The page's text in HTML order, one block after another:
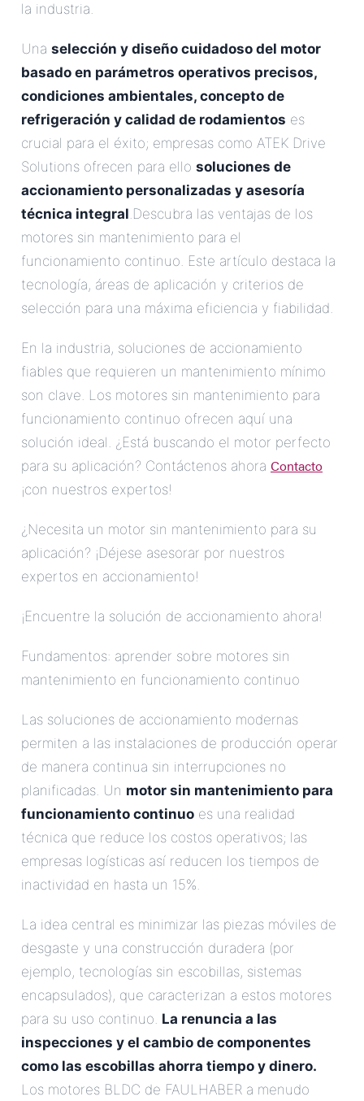
la industria.
Una selección y diseño cuidadoso del motor
basado en parámetros operativos precisos,
condiciones ambientales, concepto de
refrigeración y calidad de rodamientos es
crucial para el éxito; empresas como ATEK Drive
Solutions ofrecen para ello soluciones de
accionamiento personalizadas y asesoría
técnica integral.Descubra las ventajas de los
motores sin mantenimiento para el
funcionamiento continuo. Este artículo destaca la
tecnología, áreas de aplicación y criterios de
selección para una máxima eficiencia y fiabilidad.
En la industria, soluciones de accionamiento
fiables que requieren un mantenimiento mínimo
son clave. Los motores sin mantenimiento para
funcionamiento continuo ofrecen aquí una
solución ideal. ¿Está buscando el motor perfecto
para su aplicación? Contáctenos ahora Contacto
¡con nuestros expertos!
¿Necesita un motor sin mantenimiento para su
aplicación? ¡Déjese asesorar por nuestros
expertos en accionamiento!
¡Encuentre la solución de accionamiento ahora!
Fundamentos: aprender sobre motores sin
mantenimiento en funcionamiento continuo
Las soluciones de accionamiento modernas
permiten a las instalaciones de producción operar
de manera continua sin interrupciones no
planificadas. Un motor sin mantenimiento para
funcionamiento continuo es una realidad
técnica que reduce los costos operativos; las
empresas logísticas así reducen los tiempos de
inactividad en hasta un 15%.
La idea central es minimizar las piezas móviles de
desgaste y una construcción duradera (por
ejemplo, tecnologías sin escobillas, sistemas
encapsulados), que caracterizan a estos motores
para su uso continuo. La renuncia a las
inspecciones y el cambio de componentes
como las escobillas ahorra tiempo y dinero.
Los motores BLDC de FAULHABER a menudo